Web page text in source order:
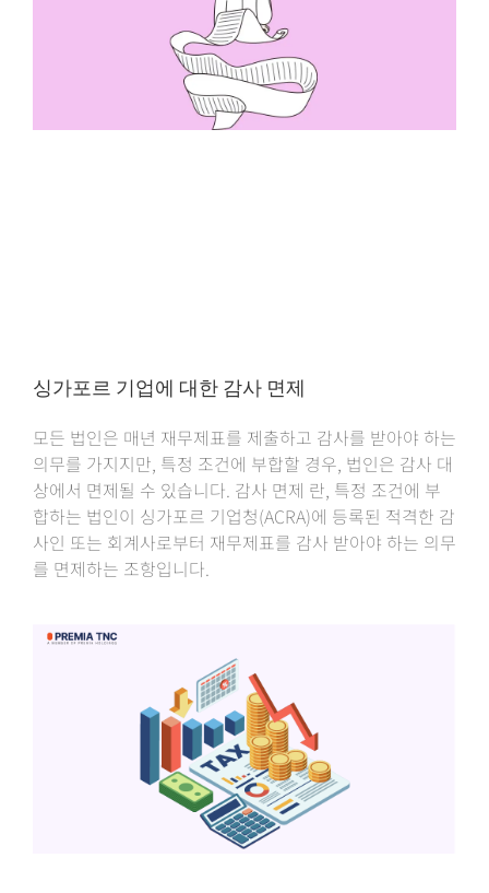
싱가포르 기업에 대한 감사 면제
모든 법인은 매년 재무제표를 제출하고 감사를 받아야 하는
의무를 가지지만, 특정 조건에 부합할 경우, 법인은 감사 대
상에서 면제될 수 있습니다. 감사 면제 란, 특정 조건에 부
합하는 법인이 싱가포르 기업청(ACRA)에 등록된 적격한 감
사인 또는 회계사로부터 재무제표를 감사 받아야 하는 의무
를 면제하는 조항입니다.